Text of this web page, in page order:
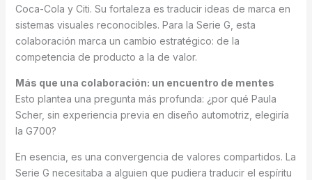
Coca-Cola y Citi. Su fortaleza es traducir ideas de marca en
sistemas visuales reconocibles. Para la Serie G, esta
colaboración marca un cambio estratégico: de la
competencia de producto a la de valor.
Más que una colaboración: un encuentro de mentes
Esto plantea una pregunta más profunda: ¿por qué Paula
Scher, sin experiencia previa en diseño automotriz, elegiría
la G700?
En esencia, es una convergencia de valores compartidos. La
Serie G necesitaba a alguien que pudiera traducir el espíritu